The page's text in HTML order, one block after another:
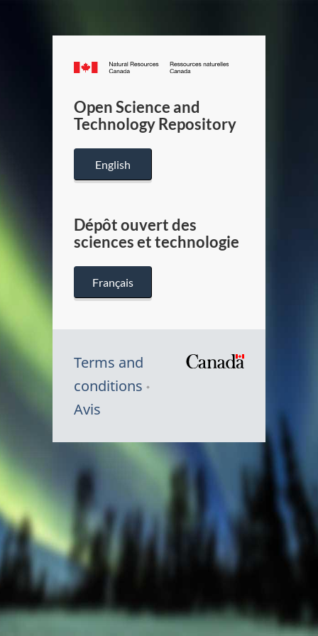
Canada.ca
/
Canada
Open Science and
Technology Repository
English
Dépôt ouvert des
sciences et technologie
Français
Terms and
conditions
Avis
Canada